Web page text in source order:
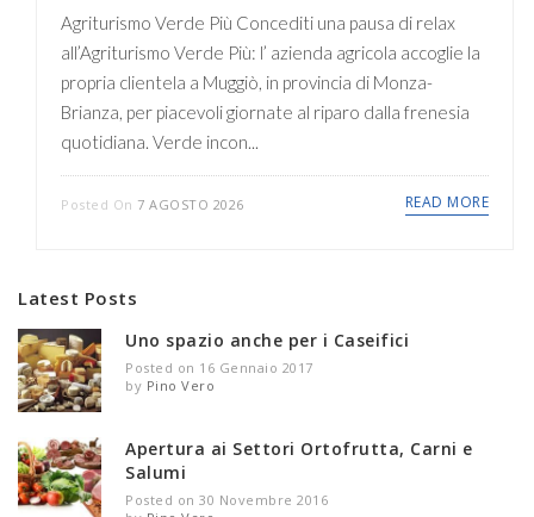
Agriturismo Verde Più Concediti una pausa di relax
all’Agriturismo Verde Più: l’ azienda agricola accoglie la
propria clientela a Muggiò, in provincia di Monza-
Brianza, per piacevoli giornate al riparo dalla frenesia
quotidiana. Verde incon...
Posted On 7 AGOSTO 2026 READ MORE
Latest Posts
Uno spazio anche per i Caseifici
Posted on 16 Gennaio 2017
by Pino Vero
Apertura ai Settori Ortofrutta, Carni e
Salumi
Posted on 30 Novembre 2016